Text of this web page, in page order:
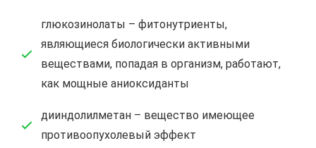
глюкозинолаты – фитонутриенты,
являющиеся биологически активными
веществами, попадая в организм, работают,
как мощные аниоксиданты
дииндолилметан – вещество имеющее
противоопухолевый эффект